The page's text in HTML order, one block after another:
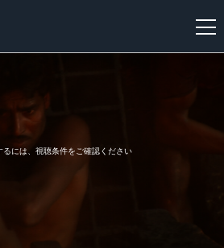
録
るには、視聴条件をご確認ください